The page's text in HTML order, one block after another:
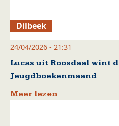
Dilbeek
24/04/2026 - 21:31
Lucas uit Roosdaal wint
Jeugdboekenmaand
Meer lezen